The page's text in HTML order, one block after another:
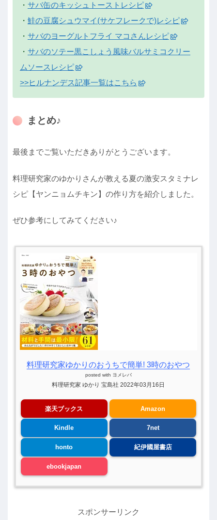
・ サバ缶のキッシュトーストレシピ
・ 鮭の豆腐シュウマイ(サケフレークで)レシピ
・ サバのヨーグルトフライ マコさんレシピ
・ サバのソテー黒こしょう風味バルサミコクリー
ムソースレシピ
>>ヒルナンデス記事一覧はこちら
まとめ♪
最後までご覧いただきありがとうございます。
料理研究家のゆかりさんが教える夏の激安スタミナレ
シピ【ヤンニョムチキン】の作り方を紹介しました。
ぜひ参考にしてみてください♪
料理研究家ゆかりのおうちで簡単! 3時のおやつ
posted with ヨメレバ
料理研究家 ゆかり 宝島社 2022年03月16日
楽天ブックス Amazon
Kindle 7net
honto 紀伊國屋書店
ebookjapan
スポンサーリンク